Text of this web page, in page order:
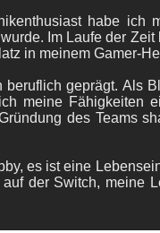
habe
Im Laufe der
in meinem Gamer-
geprägt. Als
meine Fähigkeiten
des Teams
es ist eine
der Switch, meine